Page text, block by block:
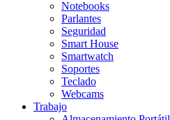
Notebooks
Parlantes
Seguridad
Smart House
Smartwatch
Soportes
Teclado
Webcams
Trabajo